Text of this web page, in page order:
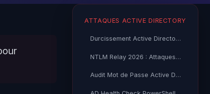
ATTAQUES ACTIVE DIRECTORY
Durcissement Active Directory 2026 : Checklist ANSSI et
NTLM Relay 2026 : Attaques, Outils et Contre-Mesures Active
Audit Mot de Passe Active Directory 2026 : Guide Complet